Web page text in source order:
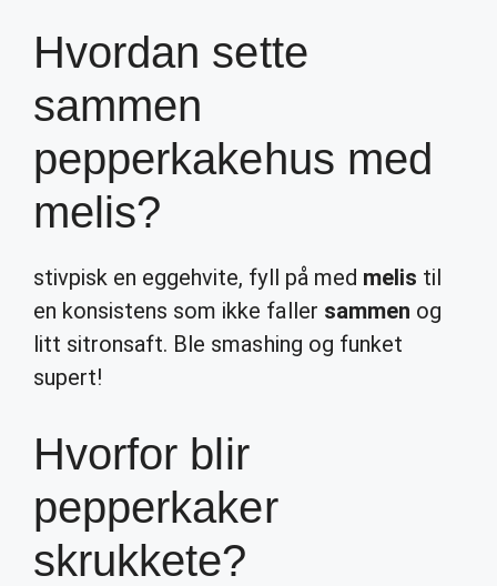
Hvordan sette
sammen
pepperkakehus med
melis?
stivpisk en eggehvite, fyll på med melis til
en konsistens som ikke faller sammen og
litt sitronsaft. Ble smashing og funket
supert!
Hvorfor blir
pepperkaker
skrukkete?